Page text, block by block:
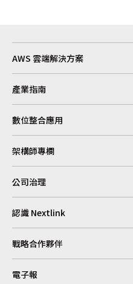
AWS 雲端解決方案
產業指南
數位整合應用
架構師專欄
公司治理
認識 Nextlink
戰略合作夥伴
電子報